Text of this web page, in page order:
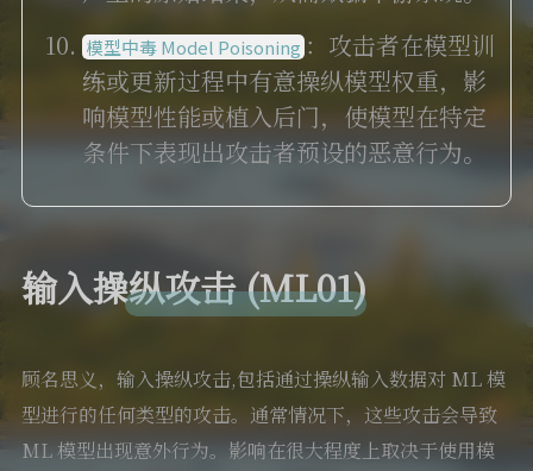
模型中毒 Model Poisoning：攻击者在模型训
练或更新过程中有意操纵模型权重，影
响模型性能或植入后门，使模型在特定
条件下表现出攻击者预设的恶意行为。
输入操纵攻击 (ML01)
顾名思义，输入操纵攻击,包括通过操纵输入数据对 ML 模
型进行的任何类型的攻击。通常情况下，这些攻击会导致
ML 模型出现意外行为。影响在很大程度上取决于使用模